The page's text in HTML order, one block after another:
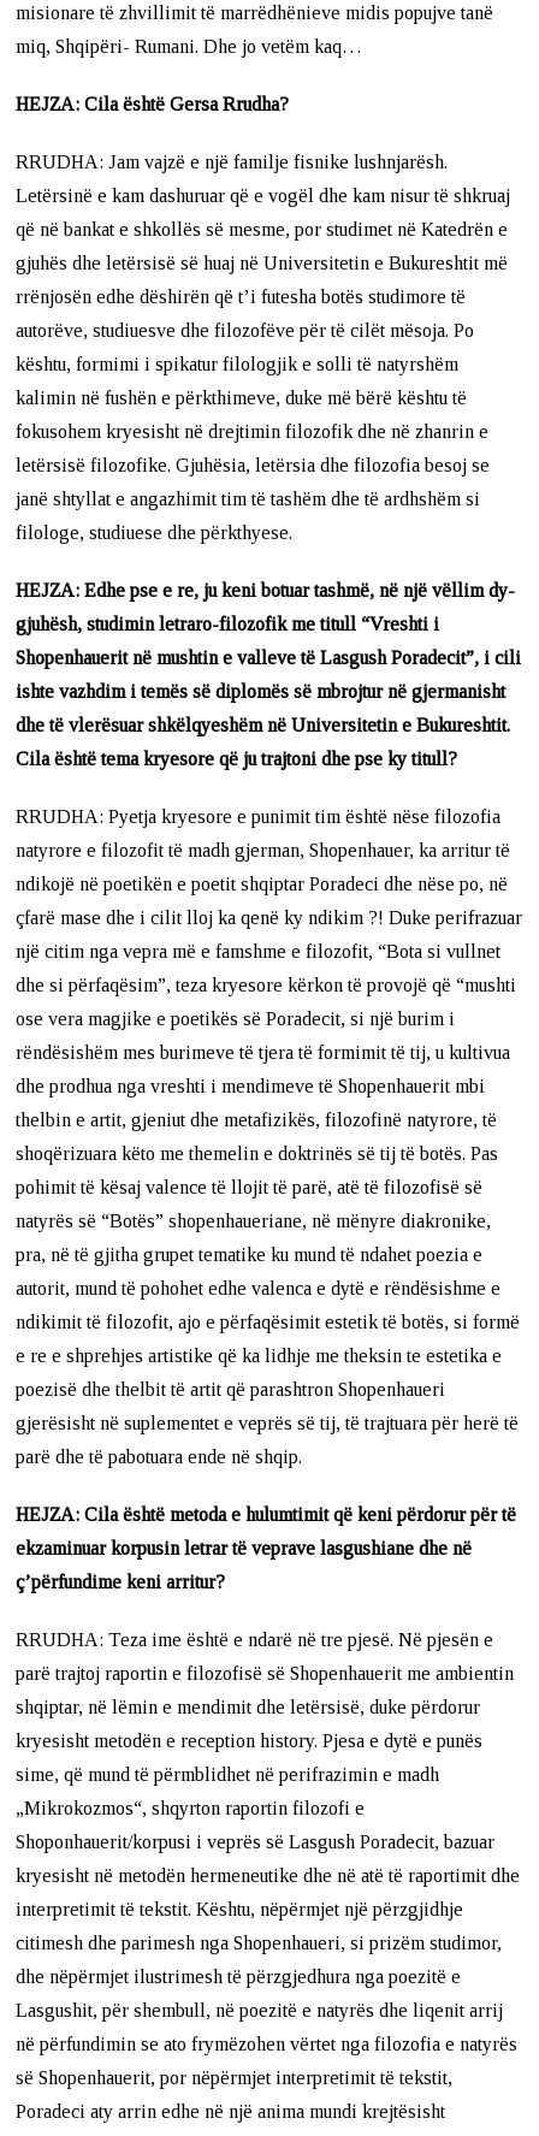
misionare të zhvillimit të marrëdhënieve midis popujve tanë
miq, Shqipëri- Rumani. Dhe jo vetëm kaq…
HEJZA: Cila është Gersa Rrudha?
RRUDHA: Jam vajzë e një familje fisnike lushnjarësh.
Letërsinë e kam dashuruar që e vogël dhe kam nisur të shkruaj
që në bankat e shkollës së mesme, por studimet në Katedrën e
gjuhës dhe letërsisë së huaj në Universitetin e Bukureshtit më
rrënjosën edhe dëshirën që t’i futesha botës studimore të
autorëve, studiuesve dhe filozofëve për të cilët mësoja. Po
kështu, formimi i spikatur filologjik e solli të natyrshëm
kalimin në fushën e përkthimeve, duke më bërë kështu të
fokusohem kryesisht në drejtimin filozofik dhe në zhanrin e
letërsisë filozofike. Gjuhësia, letërsia dhe filozofia besoj se
janë shtyllat e angazhimit tim të tashëm dhe të ardhshëm si
filologe, studiuese dhe përkthyese.
HEJZA:Edhe pse e re, ju keni botuar tashmë, në një vëllim dy-
gjuhësh, studimin letraro-filozofik me titull “Vreshti i
Shopenhauerit në mushtin e valleve të Lasgush Poradecit”, i cili
ishte vazhdim i temës së diplomës së mbrojtur në gjermanisht
dhe të vlerësuar shkëlqyeshëm në Universitetin e Bukureshtit.
Cila është tema kryesore që ju trajtoni dhe pse ky titull?
RRUDHA: Pyetja kryesore e punimit tim është nëse filozofia
natyrore e filozofit të madh gjerman, Shopenhauer, ka arritur të
ndikojë në poetikën e poetit shqiptar Poradeci dhe nëse po, në
çfarë mase dhe i cilit lloj ka qenë ky ndikim ?! Duke perifrazuar
një citim nga vepra më e famshme e filozofit, “Bota si vullnet
dhe si përfaqësim”, teza kryesore kërkon të provojë që “mushti
ose vera magjike e poetikës së Poradecit, si një burim i
rëndësishëm mes burimeve të tjera të formimit të tij, u kultivua
dhe prodhua nga vreshti i mendimeve të Shopenhauerit mbi
thelbin e artit, gjeniut dhe metafizikës, filozofinë natyrore, të
shoqërizuara këto me themelin e doktrinës së tij të botës. Pas
pohimit të kësaj valence të llojit të parë, atë të filozofisë së
natyrës së “Botës” shopenhaueriane, në mënyre diakronike,
pra, në të gjitha grupet tematike ku mund të ndahet poezia e
autorit, mund të pohohet edhe valenca e dytë e rëndësishme e
ndikimit të filozofit, ajo e përfaqësimit estetik të botës, si formë
e re e shprehjes artistike që ka lidhje me theksin te estetika e
poezisë dhe thelbit të artit që parashtron Shopenhaueri
gjerësisht në suplementet e veprës së tij, të trajtuara për herë të
parë dhe të pabotuara ende në shqip.
HEJZA: Cila është metoda e hulumtimit që keni përdorur për të
ekzaminuar korpusin letrar të veprave lasgushiane dhe në
ç’përfundime keni arritur?
RRUDHA: Teza ime është e ndarë në tre pjesë. Në pjesën e
parë trajtoj raportin e filozofisë së Shopenhauerit me ambientin
shqiptar, në lëmin e mendimit dhe letërsisë, duke përdorur
kryesisht metodën e reception history. Pjesa e dytë e punës
sime, që mund të përmblidhet në perifrazimin e madh
„Mikrokozmos“, shqyrton raportin filozofi e
Shoponhauerit/korpusi i veprës së Lasgush Poradecit, bazuar
kryesisht në metodën hermeneutike dhe në atë të raportimit dhe
interpretimit të tekstit. Kështu, nëpërmjet një përzgjidhje
citimesh dhe parimesh nga Shopenhaueri, si prizëm studimor,
dhe nëpërmjet ilustrimesh të përzgjedhura nga poezitë e
Lasgushit, për shembull, në poezitë e natyrës dhe liqenit arrij
në përfundimin se ato frymëzohen vërtet nga filozofia e natyrës
së Shopenhauerit, por nëpërmjet interpretimit të tekstit,
Poradeci aty arrin edhe në një anima mundi krejtësisht